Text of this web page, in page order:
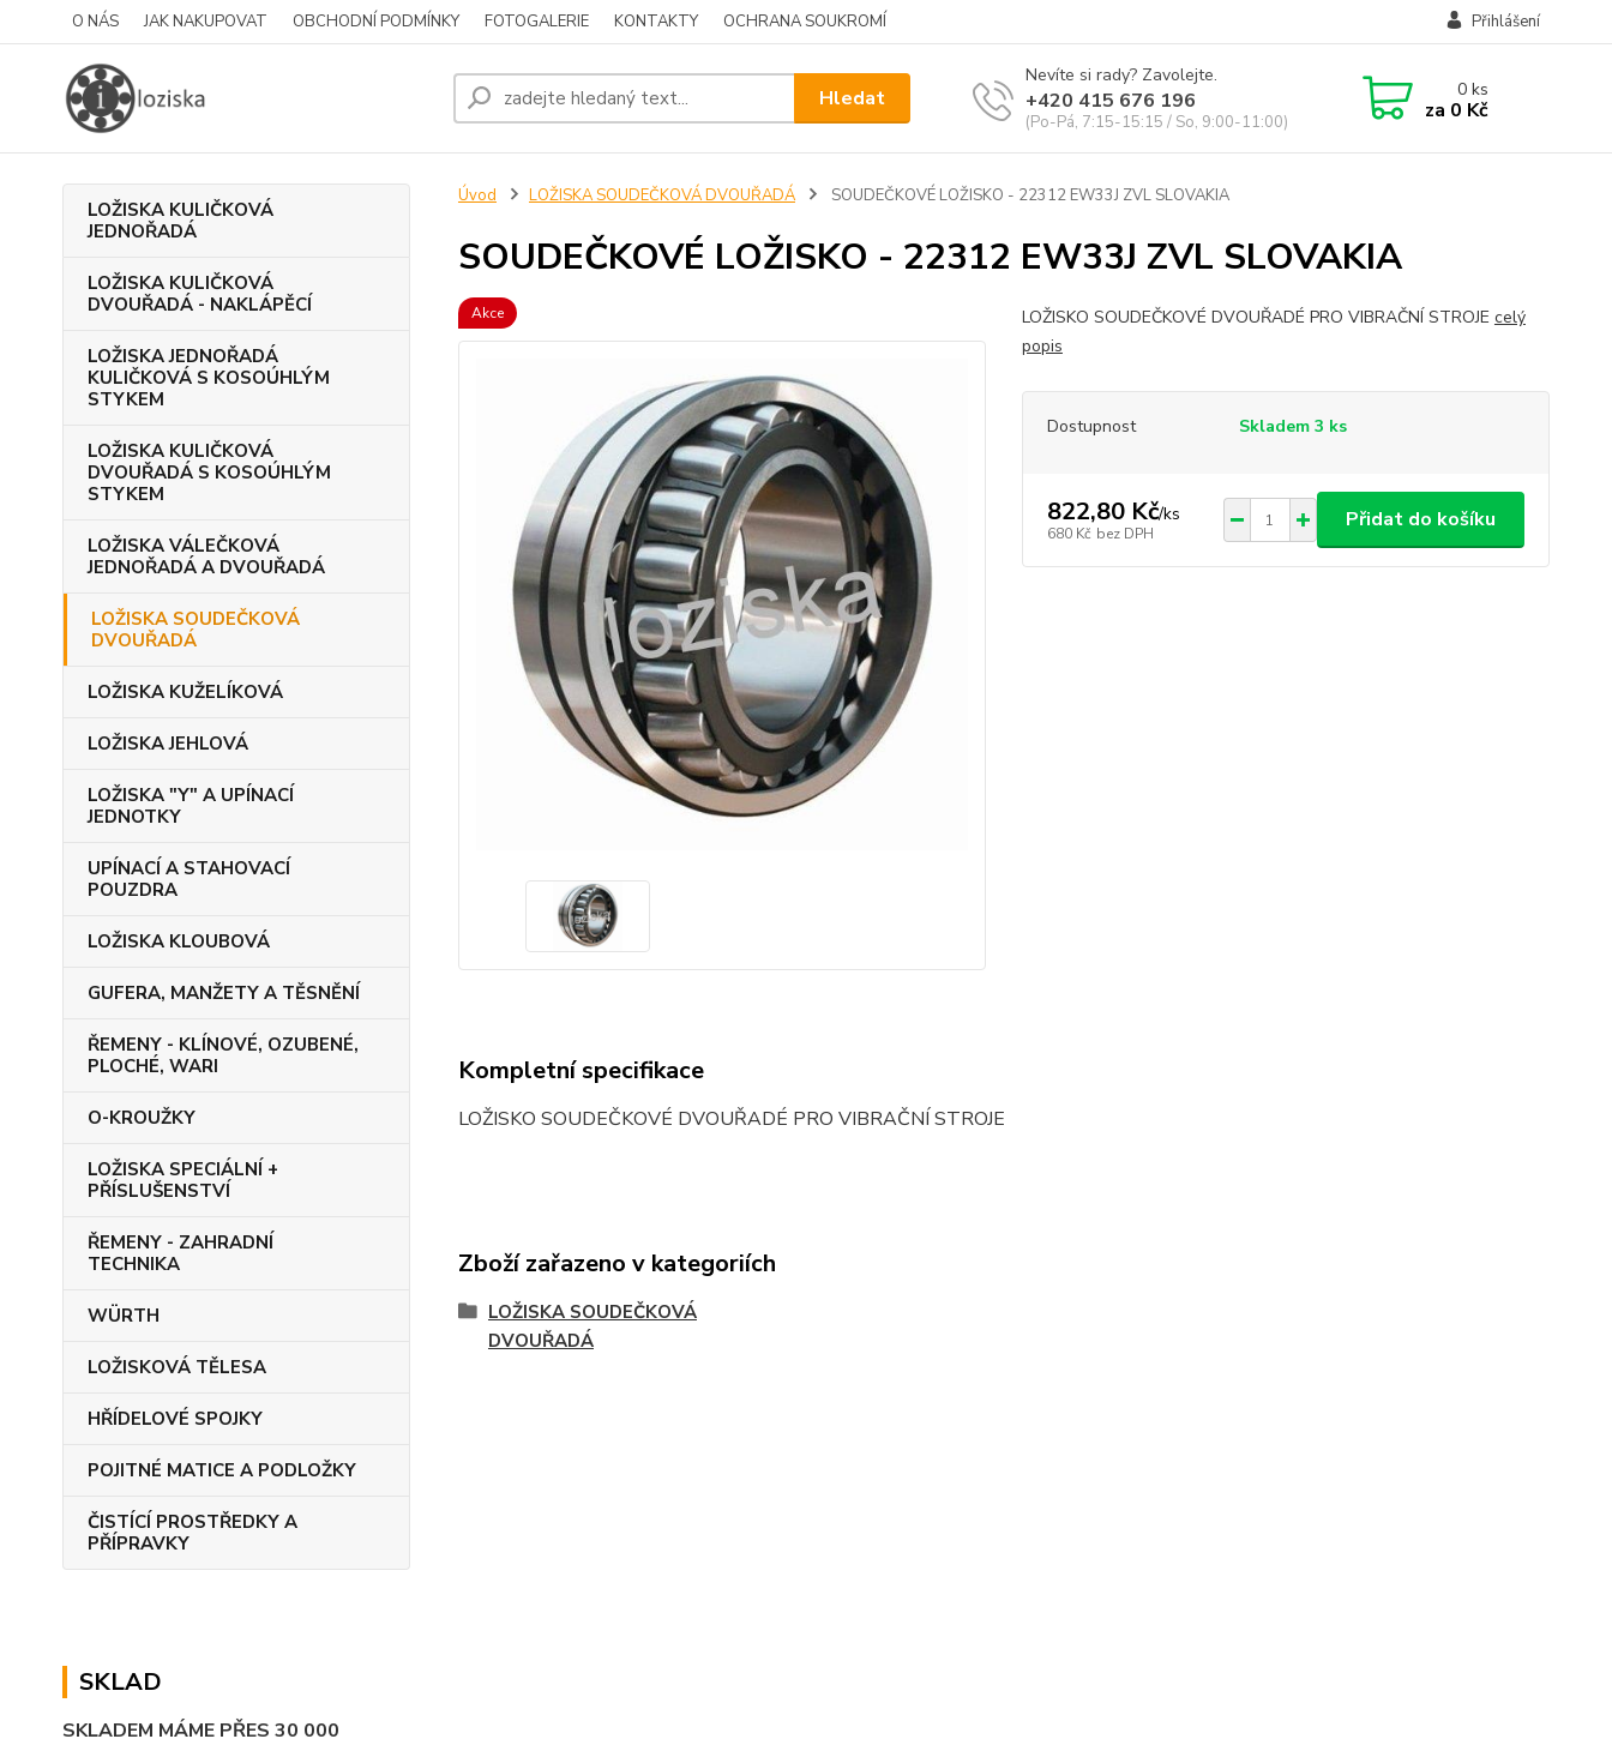
O NÁS JAK NAKUPOVAT OBCHODNÍ PODMÍNKY FOTOGALERIE KONTAKTY OCHRANA SOUKROMÍ Přihlášení
Hledat
Nevíte si rady? Zavolejte.
+420 415 676 196
(Po-Pá, 7:15-15:15 / So, 9:00-11:00)
0ks
za 0 Kč
LOŽISKA KULIČKOVÁ
JEDNOŘADÁ
LOŽISKA KULIČKOVÁ
DVOUŘADÁ - NAKLÁPĚCÍ
LOŽISKA JEDNOŘADÁ
KULIČKOVÁ S KOSOÚHLÝM
STYKEM
LOŽISKA KULIČKOVÁ
DVOUŘADÁ S KOSOÚHLÝM
STYKEM
LOŽISKA VÁLEČKOVÁ
JEDNOŘADÁ A DVOUŘADÁ
LOŽISKA SOUDEČKOVÁ
DVOUŘADÁ
LOŽISKA KUŽELÍKOVÁ
LOŽISKA JEHLOVÁ
LOŽISKA "Y" A UPÍNACÍ
JEDNOTKY
UPÍNACÍ A STAHOVACÍ
POUZDRA
LOŽISKA KLOUBOVÁ
GUFERA, MANŽETY A TĚSNĚNÍ
ŘEMENY - KLÍNOVÉ, OZUBENÉ,
PLOCHÉ, WARI
O-KROUŽKY
LOŽISKA SPECIÁLNÍ +
PŘÍSLUŠENSTVÍ
ŘEMENY - ZAHRADNÍ
TECHNIKA
WÜRTH
LOŽISKOVÁ TĚLESA
HŘÍDELOVÉ SPOJKY
POJITNÉ MATICE A PODLOŽKY
ČISTÍCÍ PROSTŘEDKY A
PŘÍPRAVKY
SKLAD
SKLADEM MÁME PŘES 30 000
Úvod LOŽISKA SOUDEČKOVÁ DVOUŘADÁ SOUDEČKOVÉ LOŽISKO - 22312 EW33J ZVL SLOVAKIA
SOUDEČKOVÉ LOŽISKO - 22312 EW33J ZVL SLOVAKIA
Akce LOŽISKO SOUDEČKOVÉ DVOUŘADÉ PRO VIBRAČNÍ STROJE celý
popis
Dostupnost Skladem 3 ks
822,80 Kč/ks
680 Kč bez DPH
Přidat do košíku
Kompletní specifikace
LOŽISKO SOUDEČKOVÉ DVOUŘADÉ PRO VIBRAČNÍ STROJE
Zboží zařazeno v kategoriích
LOŽISKA SOUDEČKOVÁ
DVOUŘADÁ